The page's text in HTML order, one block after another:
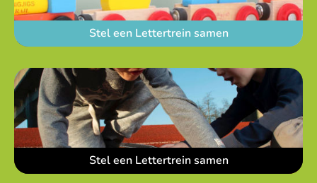
Stel een Lettertrein samen
Stel een Lettertrein samen